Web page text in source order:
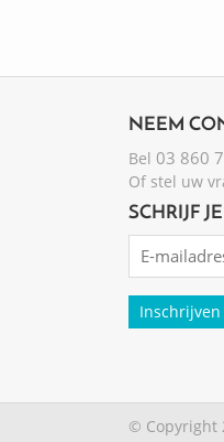
NEEM
Bel 03 860
Of stel uw
SCHRIJF
Emailadres
© Copyright